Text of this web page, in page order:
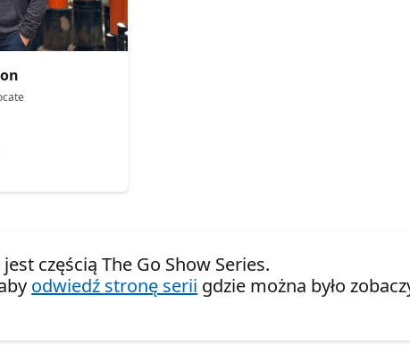
częścią The Go Show Series.
odwiedź stronę serii gdzie można było